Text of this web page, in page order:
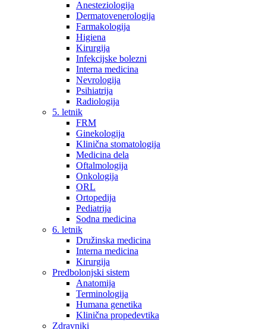
Anesteziologija
Dermatovenerologija
Farmakologija
Higiena
Kirurgija
Infekcijske bolezni
Interna medicina
Nevrologija
Psihiatrija
Radiologija
5. letnik
FRM
Ginekologija
Klinična stomatologija
Medicina dela
Oftalmologija
Onkologija
ORL
Ortopedija
Pediatrija
Sodna medicina
6. letnik
Družinska medicina
Interna medicina
Kirurgija
Predbolonjski sistem
Anatomija
Terminologija
Humana genetika
Klinična propedevtika
Zdravniki